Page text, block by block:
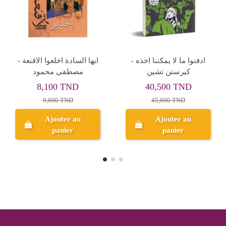
رائحة الدم -
18,000 TND
Ajouter au
panier
ادا او الوهج - فلاديمير
59,400 TND
Ajouter au
panier